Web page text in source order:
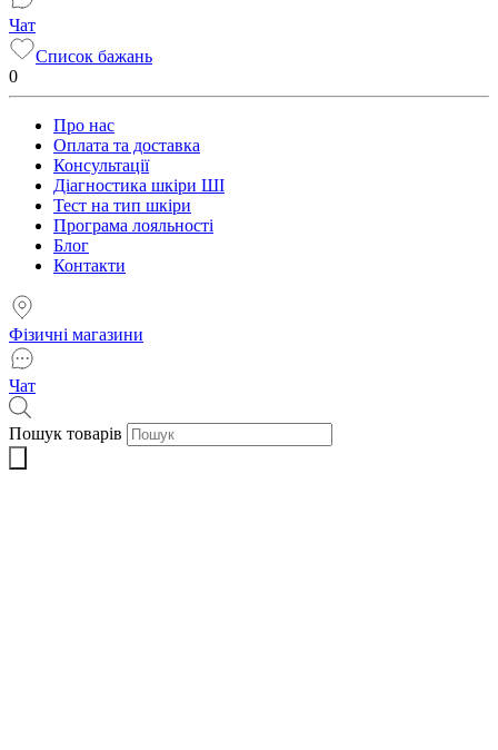
Чат
Список бажань
0
Про нас
Оплата та доставка
Консультації
Діагностика шкіри ШІ
Тест на тип шкіри
Програма лояльності
Блог
Контакти
Фізичні магазини
Чат
Пошук товарів